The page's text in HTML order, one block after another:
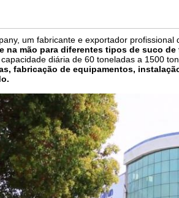
um fabricante e exportador
na mão para diferentes tipos de suco
diária de 60 toneladas a 1500
fabricação de equipamentos,